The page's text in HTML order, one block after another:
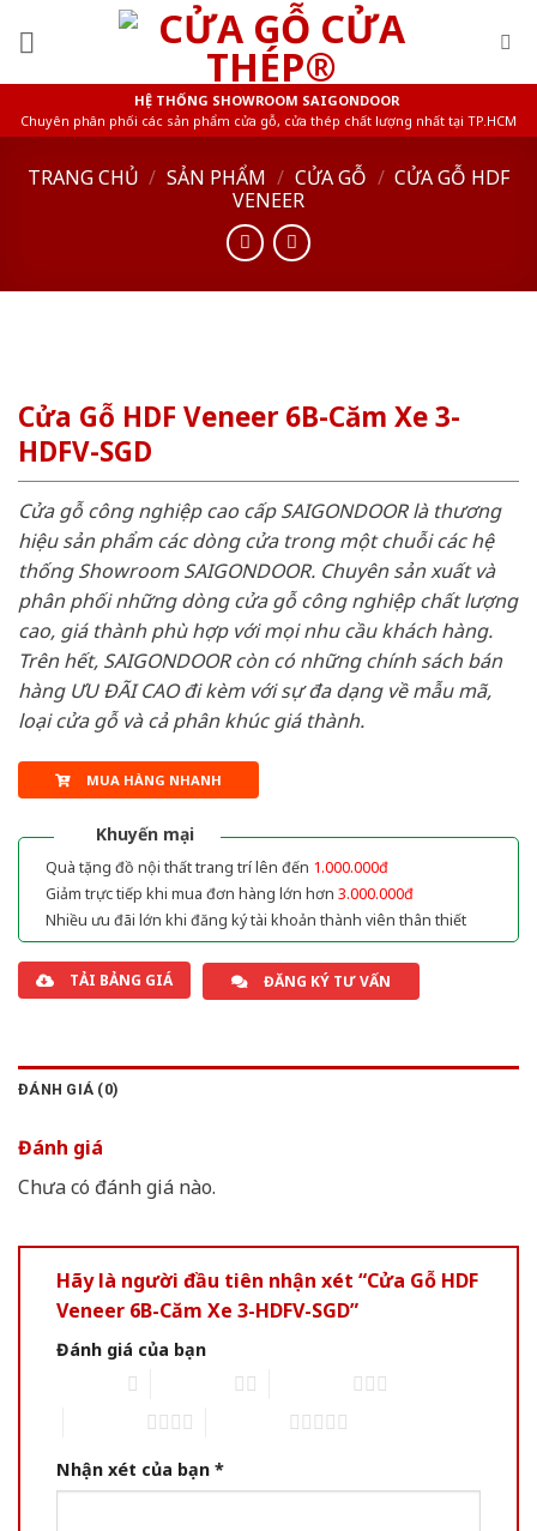
HỆ THỐNG SHOWROOM SAIGONDOOR
Chuyên phân phối các sản phẩm cửa gỗ, cửa thép chất lượng nhất tại TP.HCM
TRANG CHỦ / SẢN PHẨM / CỬA GỖ / CỬA GỖ HDF
VENEER
Cửa Gỗ HDF Veneer 6B-Căm Xe 3-
HDFV-SGD
Cửa gỗ công nghiệp cao cấp SAIGONDOOR là thương
hiệu sản phẩm các dòng cửa trong một chuỗi các hệ
thống Showroom SAIGONDOOR. Chuyên sản xuất và
phân phối những dòng cửa gỗ công nghiệp chất lượng
cao, giá thành phù hợp với mọi nhu cầu khách hàng.
Trên hết, SAIGONDOOR còn có những chính sách bán
hàng ƯU ĐÃI CAO đi kèm với sự đa dạng về mẫu mã,
loại cửa gỗ và cả phân khúc giá thành.
MUA HÀNG NHANH
Khuyến mại
Quà tặng đồ nội thất trang trí lên đến 1.000.000đ
Giảm trực tiếp khi mua đơn hàng lớn hơn 3.000.000đ
Nhiều ưu đãi lớn khi đăng ký tài khoản thành viên thân thiết
TẢI BẢNG GIÁ ĐĂNG KÝ TƯ VẤN
ĐÁNH GIÁ (0)
Đánh giá
Chưa có đánh giá nào.
Hãy là người đầu tiên nhận xét “Cửa Gỗ HDF
Veneer 6B-Căm Xe 3-HDFV-SGD”
Đánh giá của bạn
Nhận xét của bạn *